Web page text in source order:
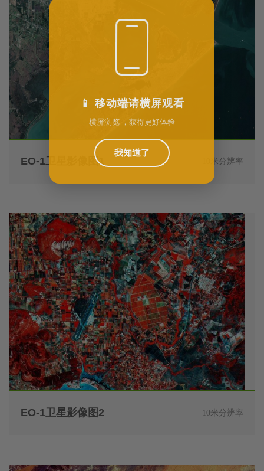
EO-1卫星影像图1 10米分辨率
EO-1卫星影像图2 10米分辨率
📱 移动端请横屏观看
横屏浏览 ，获得更好体验
我知道了